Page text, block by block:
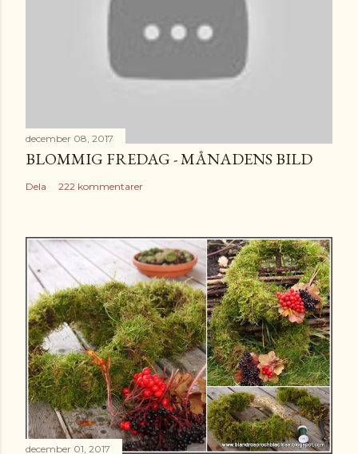
december 08, 2017
BLOMMIG FREDAG - MÅNADENS BILD
Dela 222 kommentarer
december 01, 2017